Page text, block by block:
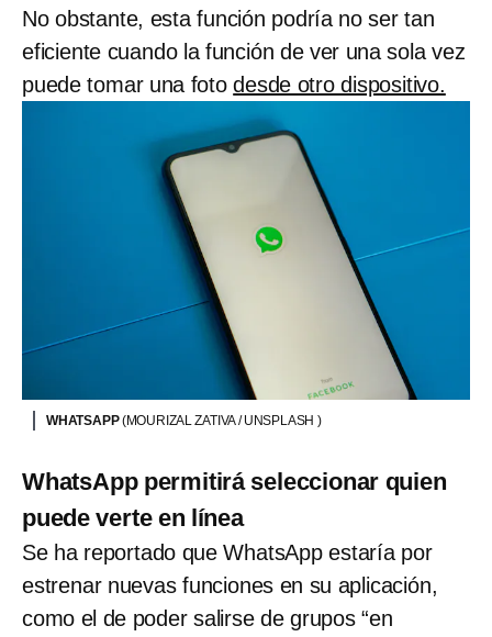
No obstante, esta función podría no ser tan
eficiente cuando la función de ver una sola vez
puede tomar una fotodesde otro dispositivo.
WHATSAPP(MOURIZAL ZATIVA / UNSPLASH )
WhatsApp permitirá seleccionar quien
puede verte en línea
Se ha reportado que WhatsApp estaría por
estrenar nuevas funciones en su aplicación,
como el de poder salirse de grupos “en